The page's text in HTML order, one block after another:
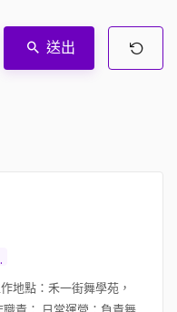
送出
地點：禾一街舞學苑，